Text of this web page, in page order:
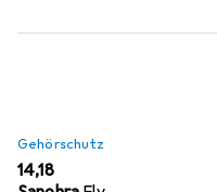
Gehörschutz
EUR
14,18